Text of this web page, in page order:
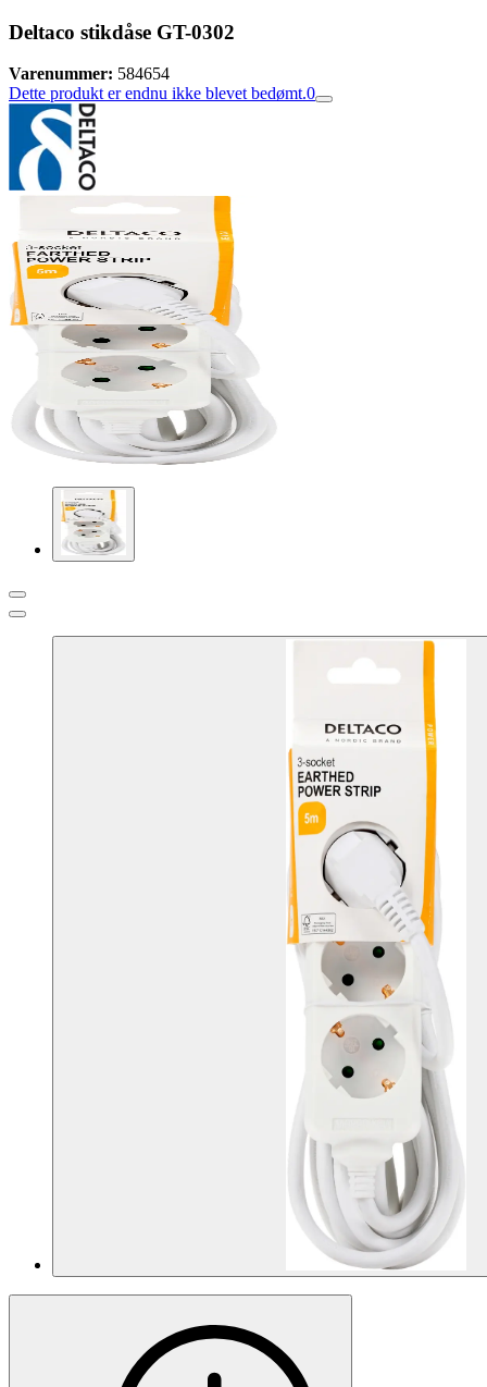
Deltaco stikdåse GT-0302
Varenummer: 584654
Dette produkt er endnu ikke blevet bedømt.0